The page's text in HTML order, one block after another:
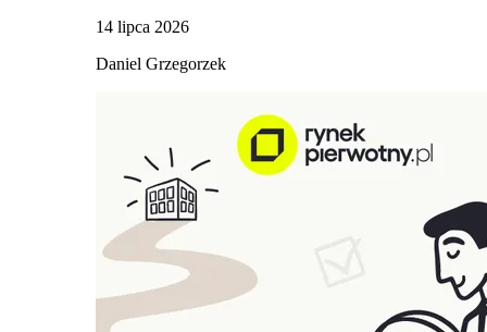
14 lipca 2026
Daniel Grzegorzek